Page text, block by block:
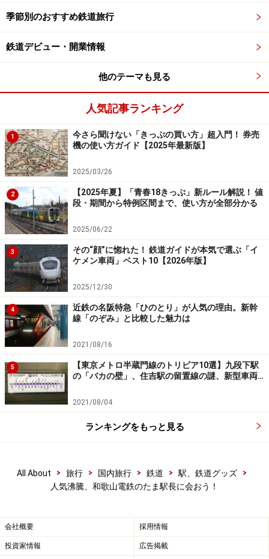
季節別のおすすめ鉄道旅行
鉄道デビュー・開業情報
他のテーマも見る
人気記事ランキング
1
今さら聞けない「きっぷの買い方」超入門！ 券売
機の使い方ガイド【2025年最新版】
2025/03/26
2
【2025年夏】「青春18きっぷ」新ルール解説！ 値
段・期間から特例区間まで、使い方が全部分かる
2025/06/22
3
その“顔”に惚れた！ 鉄道ガイドが本気で選ぶ「イ
ケメン車両」ベスト10【2026年版】
2025/12/30
4
近鉄の名阪特急「ひのとり」が人気の理由。新幹
線「のぞみ」と比較した魅力は
2021/08/16
5
【東京メトロ半蔵門線のトリビア10選】九段下駅
の「バカの壁」、住吉駅の留置線の謎、新型車両…
2021/08/04
ランキングをもっと見る
All About > 旅行 > 国内旅行 > 鉄道 > 駅、鉄道グッズ
>
人気沸騰、和歌山電鉄のたま駅長に会おう！
会社概要 採用情報
投資家情報 広告掲載